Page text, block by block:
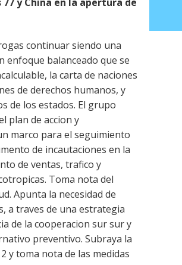
continuar siendo una
enfoque balanceado que se
la carta de naciones
de derechos humanos, y
de los estados. El grupo
plan de accion y
marco para el seguimiento
de incautaciones en la
de ventas, trafico y
Toma nota del
Apunta la necesidad de
a traves de una estrategia
de la cooperacion sur sur y
preventivo. Subraya la
y toma nota de las medidas